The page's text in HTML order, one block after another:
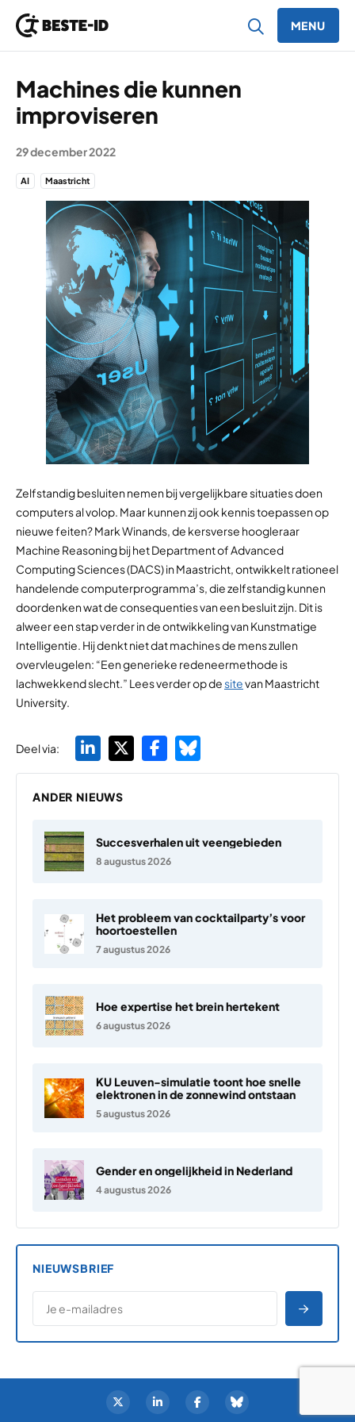
MENU
Machines die kunnen
improviseren
29 december 2022
AI Maastricht
Zelfstandig besluiten nemen bij vergelijkbare situaties doen
computers al volop. Maar kunnen zij ook kennis toepassen op
nieuwe feiten? Mark Winands, de kersverse hoogleraar
Machine Reasoning bij het Department of Advanced
Computing Sciences (DACS) in Maastricht, ontwikkelt rationeel
handelende computerprogramma’s, die zelfstandig kunnen
doordenken wat de consequenties van een besluit zijn. Dit is
alweer een stap verder in de ontwikkeling van Kunstmatige
Intelligentie. Hij denkt niet dat machines de mens zullen
overvleugelen: “Een generieke redeneermethode is
lachwekkend slecht.” Lees verder op desitevan Maastricht
University.
Deel via:
ANDER NIEUWS
Succesverhalen uit veengebieden
8 augustus 2026
Het probleem van cocktailparty’s voor
hoortoestellen
7 augustus 2026
Hoe expertise het brein hertekent
6 augustus 2026
KU Leuven-simulatie toont hoe snelle
elektronen in de zonnewind ontstaan
5 augustus 2026
Gender en ongelijkheid in Nederland
4 augustus 2026
NIEUWSBRIEF
E-MAILADRES
*